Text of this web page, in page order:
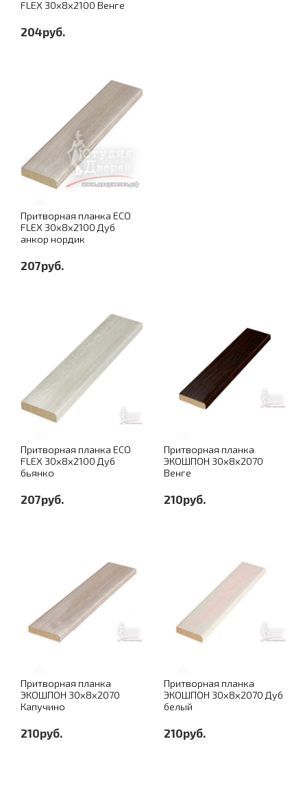
FLEX 30х8х2100 Венге
204руб.
Притворная планка ECO
FLEX 30х8х2100 Дуб
анкор нордик
207руб.
Притворная планка ECO
FLEX 30х8х2100 Дуб
бьянко
207руб.
Притворная планка
ЭКОШПОН 30х8х2070
Венге
210руб.
Притворная планка
ЭКОШПОН 30х8х2070
Капучино
210руб.
Притворная планка
ЭКОШПОН 30х8х2070 Дуб
белый
210руб.